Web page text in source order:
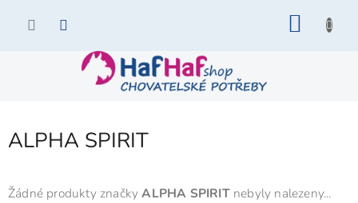
ALPHA SPIRIT
Žádné produkty značkyALPHA SPIRITnebyly nalezeny...